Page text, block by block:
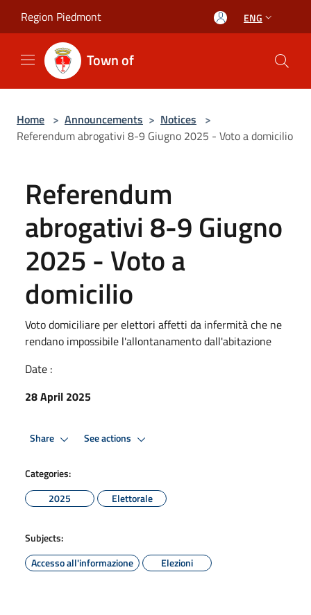
Region Piedmont ENG
Town of
Home > Announcements > Notices >
Referendum abrogativi 8-9 Giugno 2025 - Voto a domicilio
Referendum
abrogativi 8-9 Giugno
2025 - Voto a
domicilio
Voto domiciliare per elettori affetti da infermità che ne
rendano impossibile l'allontanamento dall'abitazione
Date :
28 April 2025
Share See actions
Categories:
2025
Elettorale
Subjects:
Accesso all'informazione
Elezioni